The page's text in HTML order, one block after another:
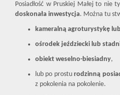
Posiadłość w Pruskiej Małej to nie
doskonała inwestycja. Można tu
kameralną agroturystykę
ośrodek jeździecki lub
obiekt weselno-biesiadny,
lub po prosturodzinną
z pokolenia na pokolenie.